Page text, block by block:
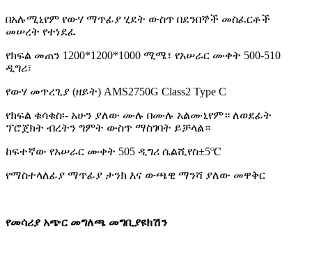
በአሉሚኒየም የውሃ ማጥፊያ ሂደት ውስጥ በደንበኞች መስፈርቶች
መሠረት የተነደፈ
የክፍል መጠን 1200*1200*1000 ሚሜ፣ የአሠራር ሙቀት 500-510
ዲግሪ፣
የውሃ መጥረጊያ (ዘይት) AMS2750G Class2 Type C
የክፍል ቁሳቁስ፡- አሁን ያለው ሙሉ በሙሉ አልሙኒየም። ለወደፊት
ፕሮጀክት ብረትን ግምት ውስጥ ማስገባት ይቻላል።
ከፍተኛው የአሠራር ሙቀት 505 ዲግሪ ሴልሺየስ±5℃
የማስተላለፊያ ማጥፊያ ታንክ እና ውጫዊ ማንሻ ያለው መዋቅር
የመሳሪያ አጭር መግለጫ መግቢያዩክሽን